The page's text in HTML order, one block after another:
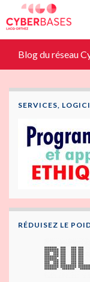
Blog du réseau
SERVICES,
RÉDUISEZ LE